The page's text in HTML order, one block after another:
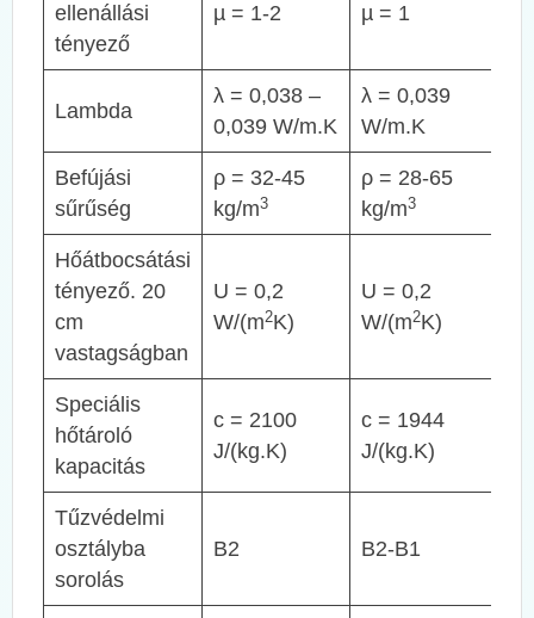
ellenállási
tényező
µ = 1-2 µ = 1
Lambda
λ = 0,038 –
0,039 W/m.K
λ = 0,039
W/m.K
Befújási
sűrűség
ρ = 32-45
kg/m3
ρ = 28-65
kg/m3
Hőátbocsátási
tényező. 20
cm
vastagságban
U = 0,2
W/(m2K)
U = 0,2
W/(m2K)
Speciális
hőtároló
kapacitás
c = 2100
J/(kg.K)
c = 1944
J/(kg.K)
Tűzvédelmi
osztályba
sorolás
B2 B2-B1